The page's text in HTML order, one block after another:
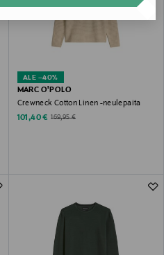
ALE –40%
MARC O'POLO
Crewneck Cotton Linen -neulepaita
Discounted Price
101,40 € Original Price
169,95 €